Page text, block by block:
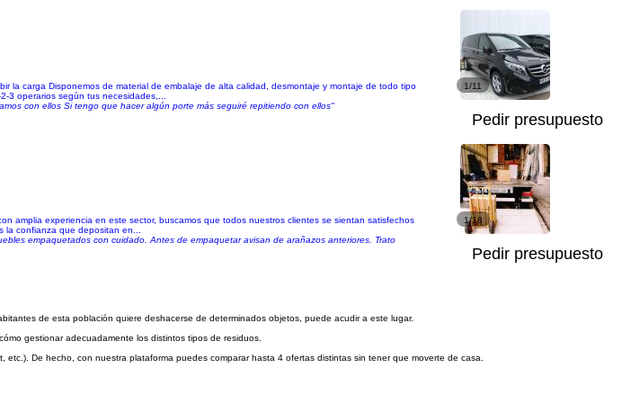
la carga Disponemos de material de embalaje de alta calidad, desmontaje y montaje de todo tipo
3 operarios según tus necesidades,...
con ellos Si tengo que hacer algún porte más seguiré repitiendo con ellos"
1/11
Pedir presupuesto
amplia experiencia en este sector, buscamos que todos nuestros clientes se sientan satisfechos
confianza que depositan en...
empaquetados con cuidado. Antes de empaquetar avisan de arañazos anteriores. Trato
1/18
Pedir presupuesto
de esta población quiere deshacerse de determinados objetos, puede acudir a este lugar.
gestionar adecuadamente los distintos tipos de residuos.
etc.). De hecho, con nuestra plataforma puedes comparar hasta 4 ofertas distintas sin tener que moverte de casa.